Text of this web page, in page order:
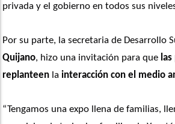
privada y el gobierno en todos sus
Por su parte, la secretaria de Desarrollo
Quijano, hizo una invitación para que
replanteen la interacción con el medio
“Tengamos una expo llena de familias,